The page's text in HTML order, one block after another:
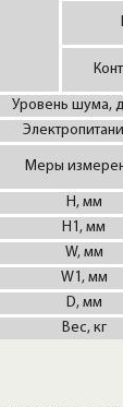
Уровень шума,
Меры
H, мм
H1, мм
W, мм
W1, мм
D, мм
Вес, кг